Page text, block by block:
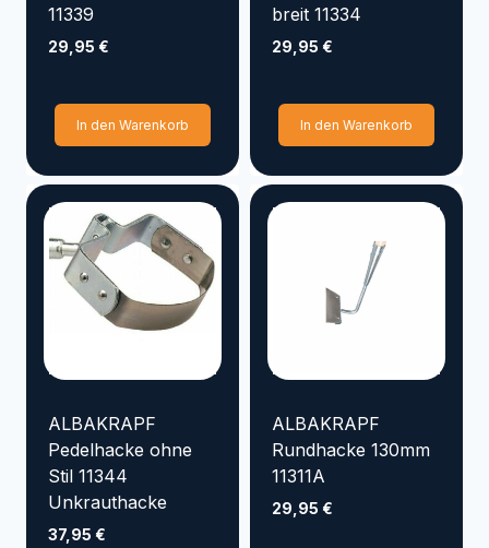
EMILIANA SERBATOI
CONTINENTAL
Aqua Forte
ALBA KRAPF
Preis
Filter zurücksetzen
11339
29,95 €
In den Warenkorb
breit 11334
29,95 €
In den Warenkorb
ALBAKRAPF
Pedelhacke ohne
Stil 11344
Unkrauthacke
37,95 €
ALBAKRAPF
Rundhacke 130mm
11311A
29,95 €